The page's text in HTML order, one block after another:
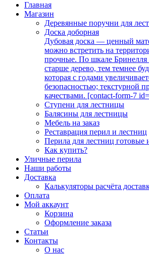
Главная
Магазин
Деревянные поручни для
Доска доборная
Дубовая доска — ценный
можно встретить на
прочные. По шкале Бринелля
старше дерево, тем темнее
которая с годами
безопасностью; текстурной
качествами. [contact-form-7
Ступени для лестницы
Балясины для лестницы
Мебель на заказ
Реставрация перил и лестниц
Перила для лестниц готовые
Как купить?
Уличные перила
Наши работы
Доставка
Калькуляторы расчёта
Оплата
Мой аккаунт
Корзина
Оформление заказа
Статьи
Контакты
О нас